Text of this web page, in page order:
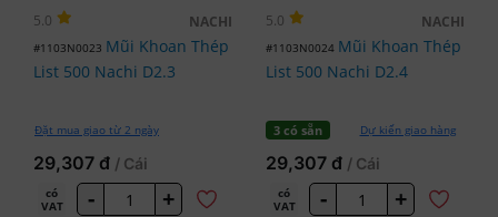
5.0 NACHI
#1103N0023 Mũi Khoan Thép
List 500 Nachi D2.3
Đặt mua giao từ 2 ngày
29,307 đ / Cái
có
VAT
- +
5.0 NACHI
#1103N0024 Mũi Khoan Thép
List 500 Nachi D2.4
3 có sẵn Dự kiến giao hàng
29,307 đ / Cái
có
VAT
- +